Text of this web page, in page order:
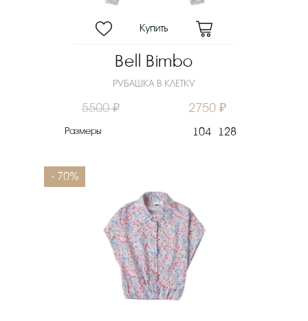
Bell Bimbo
РУБАШКА В КЛЕТКУ
5500 ₽ 2750 ₽
Размеры 104 128
- 70%